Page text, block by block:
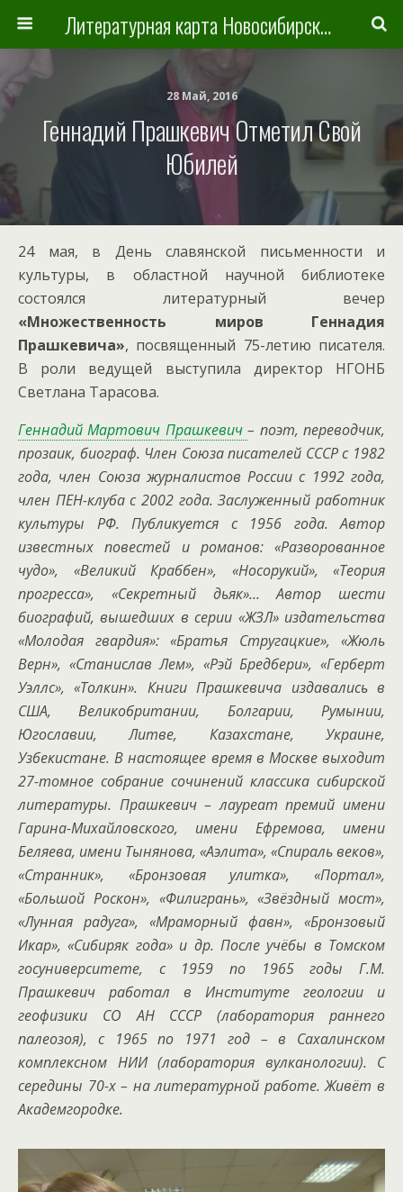
Литературная карта Новосибирска и Новосибирской области
28 Май, 2016
Геннадий Прашкевич Отметил Свой
Юбилей
24 мая, в День славянской письменности и
культуры, в областной научной библиотеке
состоялся литературный вечер
«Множественность миров Геннадия
Прашкевича», посвященный 75-летию писателя.
В роли ведущей выступила директор НГОНБ
Светлана Тарасова.
Геннадий Мартович Прашкевич– поэт, переводчик,
прозаик, биограф. Член Союза писателей СССР с 1982
года, член Союза журналистов России с 1992 года,
член ПЕН-клуба с 2002 года. Заслуженный работник
культуры РФ. Публикуется с 1956 года. Автор
известных повестей и романов: «Разворованное
чудо», «Великий Краббен», «Носорукий», «Теория
прогресса», «Секретный дьяк»… Автор шести
биографий, вышедших в серии «ЖЗЛ» издательства
«Молодая гвардия»: «Братья Стругацкие», «Жюль
Верн», «Станислав Лем», «Рэй Бредбери», «Герберт
Уэллс», «Толкин». Книги Прашкевича издавались в
США, Великобритании, Болгарии, Румынии,
Югославии, Литве, Казахстане, Украине,
Узбекистане. В настоящее время в Москве выходит
27-томное собрание сочинений классика сибирской
литературы. Прашкевич – лауреат премий имени
Гарина-Михайловского, имени Ефремова, имени
Беляева, имени Тынянова, «Аэлита», «Спираль веков»,
«Странник», «Бронзовая улитка», «Портал»,
«Большой Роскон», «Филигрань», «Звёздный мост»,
«Лунная радуга», «Мраморный фавн», «Бронзовый
Икар», «Сибиряк года» и др. После учёбы в Томском
госуниверситете, с 1959 по 1965 годы Г.М.
Прашкевич работал в Институте геологии и
геофизики СО АН СССР (лаборатория раннего
палеозоя), с 1965 по 1971 год – в Сахалинском
комплексном НИИ (лаборатория вулканологии). С
середины 70-х – на литературной работе. Живёт в
Академгородке.